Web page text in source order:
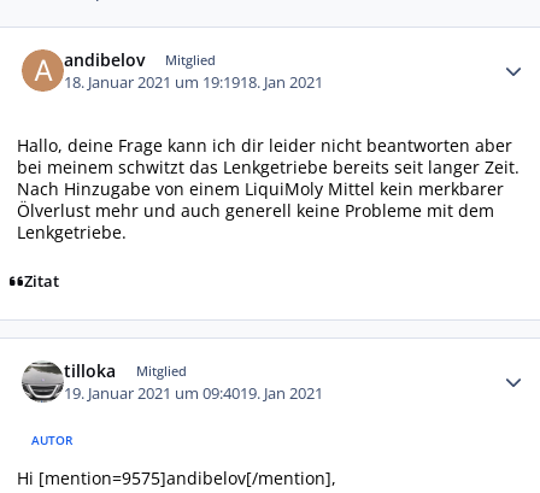
andibelov Mitglied
18. Januar 2021 um 19:1918. Jan 2021
Hallo, deine Frage kann ich dir leider nicht beantworten aber
bei meinem schwitzt das Lenkgetriebe bereits seit langer Zeit.
Nach Hinzugabe von einem LiquiMoly Mittel kein merkbarer
Ölverlust mehr und auch generell keine Probleme mit dem
Lenkgetriebe.
Zitat
tilloka Mitglied
19. Januar 2021 um 09:4019. Jan 2021
AUTOR
Hi [mention=9575]andibelov[/mention],